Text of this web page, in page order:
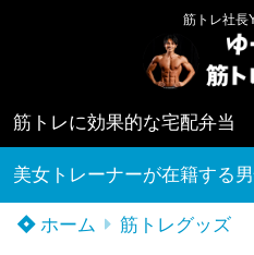
筋トレ社長
筋トレに効果的な宅配弁当
美女トレーナーが在籍する
ホーム 筋トレグッズ